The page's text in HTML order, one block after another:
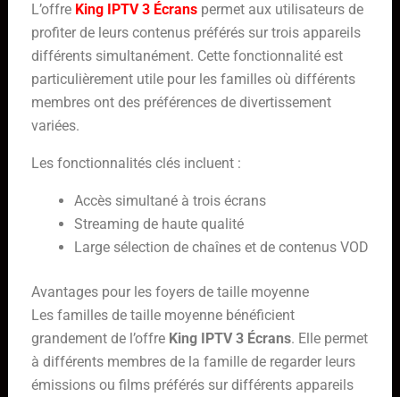
L’offre King IPTV 3 Écranspermet aux utilisateurs de
profiter de leurs contenus préférés sur trois appareils
différents simultanément. Cette fonctionnalité est
particulièrement utile pour les familles où différents
membres ont des préférences de divertissement
variées.
Les fonctionnalités clés incluent :
Accès simultané à trois écrans
Streaming de haute qualité
Large sélection de chaînes et de contenus VOD
Avantages pour les foyers de taille moyenne
Les familles de taille moyenne bénéficient
grandement de l’offre King IPTV 3 Écrans. Elle permet
à différents membres de la famille de regarder leurs
émissions ou films préférés sur différents appareils